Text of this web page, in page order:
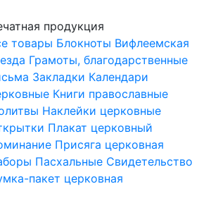
продукция
товары Блокноты Вифлеемская
Грамоты, благодарственные
Закладки Календари
Книги православные
Наклейки церковные
Плакат церковный
Присяга церковная
Пасхальные Свидетельство
пакет церковная